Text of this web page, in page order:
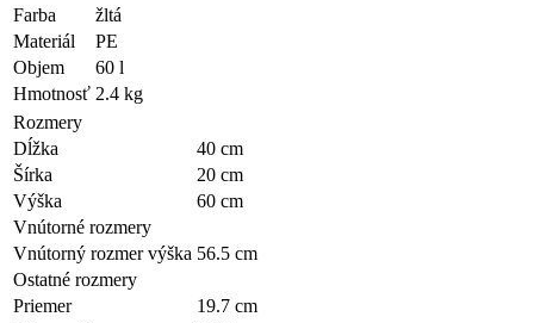
Farba
žltá
Materiál
PE
Objem
60 l
Hmotnosť 2.4 kg
Rozmery
Dĺžka
40 cm
Šírka
20 cm
Výška
60 cm
Vnútorné rozmery
Vnútorný rozmer výška 56.5 cm
Ostatné rozmery
Priemer
19.7 cm